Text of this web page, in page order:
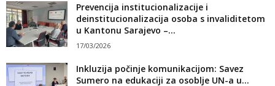
Prevencija institucionalizacije i
deinstitucionalizacija osoba s invaliditetom
u Kantonu Sarajevo –...
17/03/2026
Inkluzija počinje komunikacijom: Savez
Sumero na edukaciji za osoblje UN-a u...